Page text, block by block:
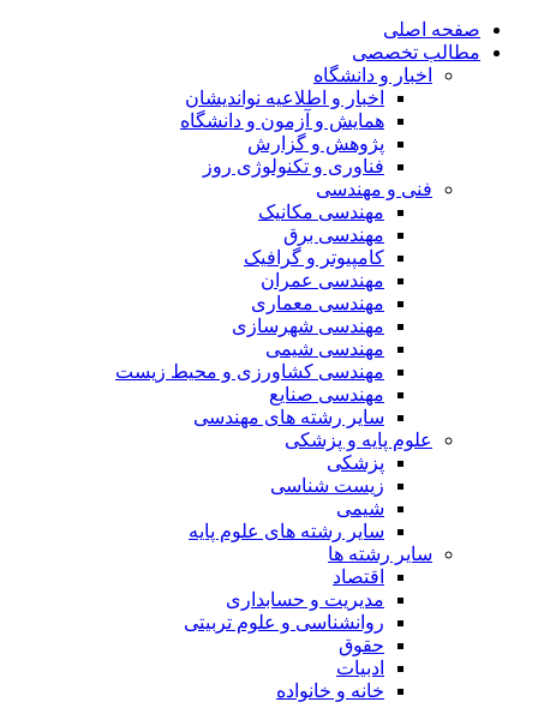
صفحه اصلی
مطالب تخصصی
اخبار و دانشگاه
اخبار و اطلاعیه نواندیشان
همایش و آزمون و دانشگاه
پژوهش و گزارش
فناوری و تکنولوژی روز
فنی و مهندسی
مهندسی مکانیک
مهندسی برق
کامپیوتر و گرافیک
مهندسی عمران
مهندسی معماری
مهندسی شهرسازی
مهندسی شیمی
مهندسی کشاورزی و محیط زیست
مهندسی صنایع
سایر رشته های مهندسی
علوم پایه و پزشکی
پزشکی
زیست شناسی
شیمی
سایر رشته های علوم پایه
سایر رشته ها
اقتصاد
مدیریت و حسابداری
روانشناسی و علوم تربیتی
حقوق
ادبیات
خانه و خانواده